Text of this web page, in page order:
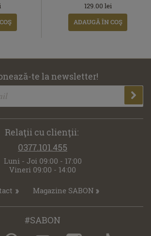
129.00 lei
ADAUGĂ ÎN COŞ
te la newsletter!
Relaţii cu clienţii:
0377.101.455
Luni - Joi 09:00 - 17:00
Vineri 09:00 - 14:00
Magazine SABON
#SABON